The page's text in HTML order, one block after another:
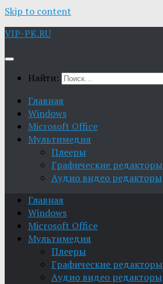
Skip to content
VIP-PK.RU
Найти:
Главная
Windows
Microsoft Office
Мультимедия
Плееры
Графические редакторы
Aудио видео редакторы
Главная
Windows
Microsoft Office
Мультимедия
Плееры
Графические редакторы
Aудио видео редакторы